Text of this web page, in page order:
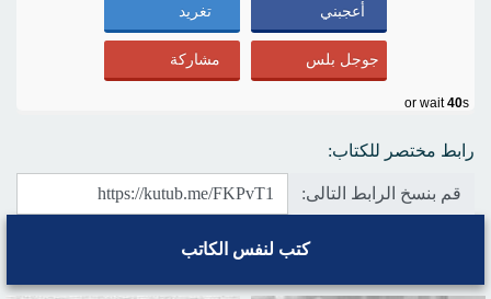
أعجبني تغريد
جوجل بلس مشاركة
or wait40s
رابط مختصر للكتاب:
قم بنسخ الرابط التالى:
كتب لنفس الكاتب